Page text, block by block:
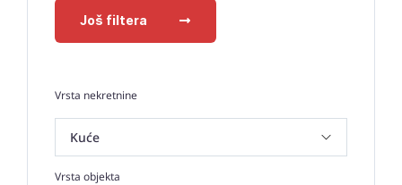
Još filtera
Vrsta nekretnine
Vrsta objekta